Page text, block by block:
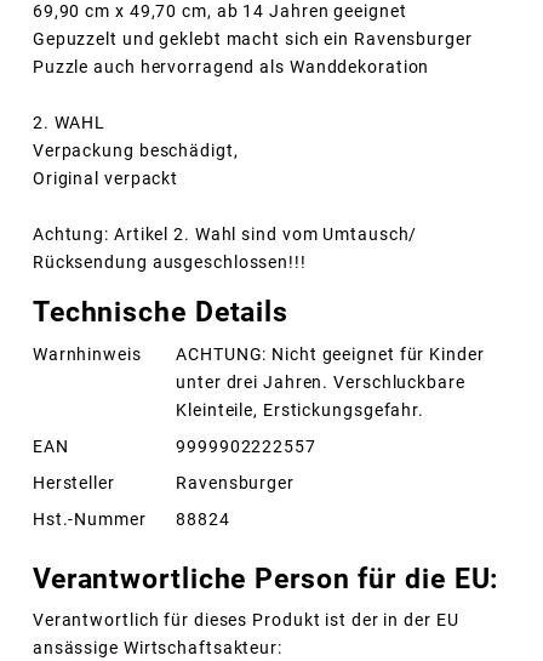
69,90 cm x 49,70 cm, ab 14 Jahren geeignet
Gepuzzelt und geklebt macht sich ein Ravensburger
Puzzle auch hervorragend als Wanddekoration
2. WAHL
Verpackung beschädigt,
Original verpackt
Achtung: Artikel 2. Wahl sind vom Umtausch/
Rücksendung ausgeschlossen!!!
Technische Details
Warnhinweis
ACHTUNG: Nicht geeignet für Kinder
unter drei Jahren. Verschluckbare
Kleinteile, Erstickungsgefahr.
EAN
9999902222557
Hersteller
Ravensburger
Hst.-Nummer
88824
Verantwortliche Person für die EU:
Verantwortlich für dieses Produkt ist der in der EU
ansässige Wirtschaftsakteur: